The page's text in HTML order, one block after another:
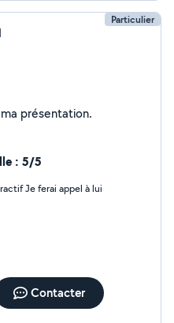
Particulier
Je n'ai pas encore renseigné ma présentation.
: 5/5
Je ferai appel à lui
Contacter